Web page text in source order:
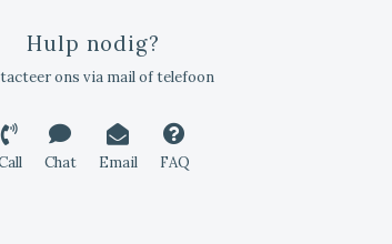
Hulp nodig?
ons via mail of telefoon
Chat Email FAQ